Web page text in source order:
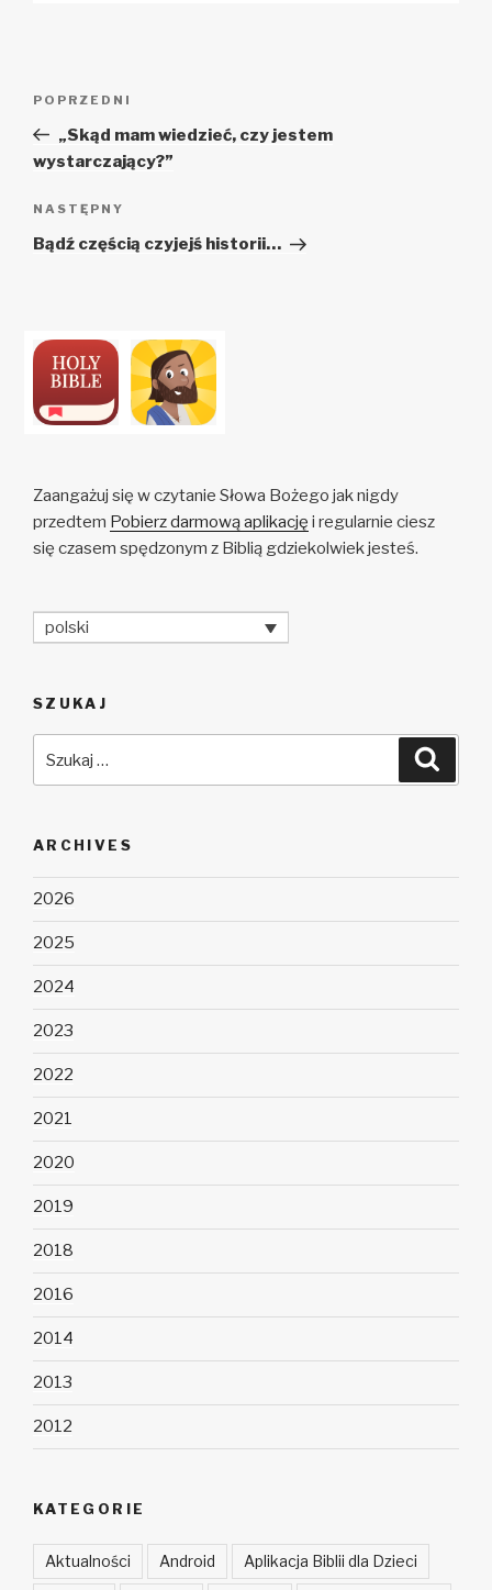
Poprzedni
wpis
POPRZEDNI
„Skąd mam wiedzieć, czy jestem
wystarczający?”
Następny
wpis
NASTĘPNY
Bądź częścią czyjejś historii…
Zaangażuj się w czytanie Słowa Bożego jak nigdy
przedtem Pobierz darmową aplikację i regularnie ciesz
się czasem spędzonym z Biblią gdziekolwiek jesteś.
polski
SZUKAJ
ARCHIVES
2026
2025
2024
2023
2022
2021
2020
2019
2018
2016
2014
2013
2012
KATEGORIE
Aktualności Android Aplikacja Biblii dla Dzieci